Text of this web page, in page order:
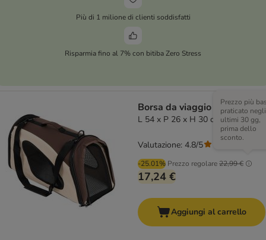
Più di 1 milione di clienti soddisfatti
Risparmia fino al 7% con bitiba Zero Stress
Borsa da viaggio Sporty - L
L 54 x P 26 x H 30 cm marrone
-25.01% Prezzo regolare22,99 €
Prezzo più
praticato negli
ultimi 30 gg,
prima dello
sconto.
17,24 €
Valutazione: 4.8/5
Aggiungi al carrello